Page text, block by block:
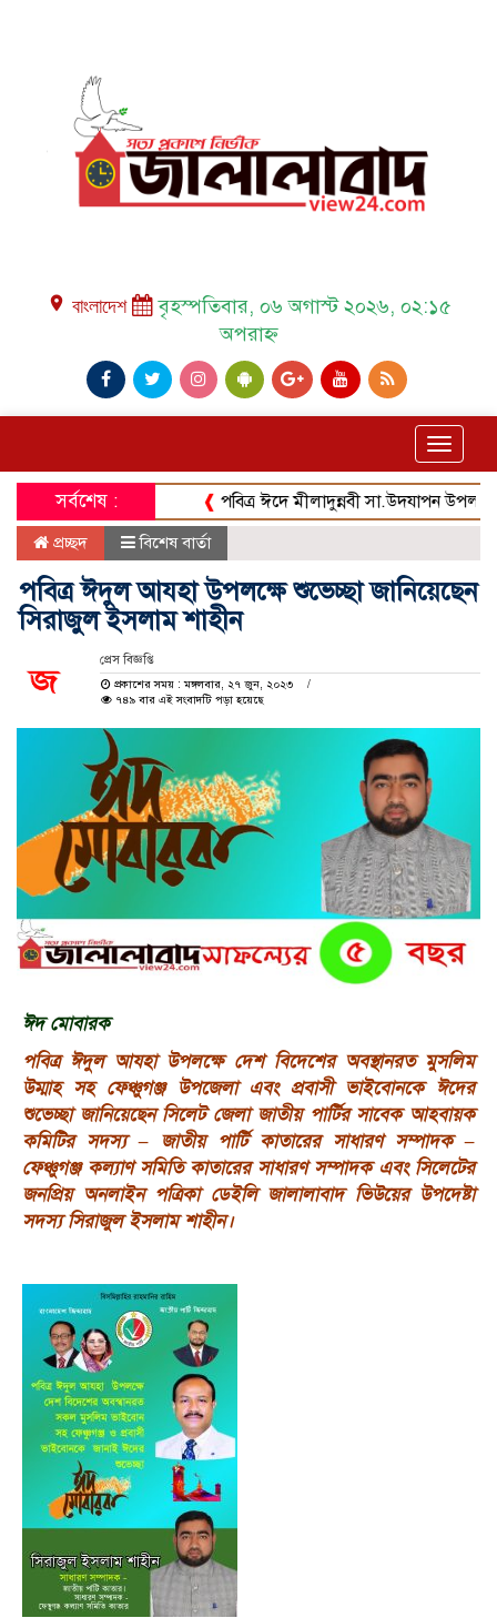
place বাংলাদেশ
বৃহস্পতিবার, ০৬ অগাস্ট ২০২৬, ০২:১৫
অপরাহ্ন
Toggle
সর্বশেষ : পবিত্র ঈদে মীলাদুন্নবী সা.উদযাপন উপলক্ষে
প্রচ্ছদ বিশেষ বার্তা
পবিত্র ঈদুল আযহা উপলক্ষে শুভেচ্ছা জানিয়েছেন
সিরাজুল ইসলাম শাহীন
প্রেস বিজ্ঞপ্তি
প্রকাশের সময় : মঙ্গলবার, ২৭ জুন, ২০২৩
৭৪৯ বার এই সংবাদটি পড়া হয়েছে
ঈদ মোবারক
পবিত্র ঈদুল আযহা উপলক্ষে দেশ বিদেশের অবস্থানরত মুসলিম
উম্মাহ সহ ফেঞ্চুগঞ্জ উপজেলা এবং প্রবাসী ভাইবোনকে ঈদের
শুভেচ্ছা জানিয়েছেন সিলেট জেলা জাতীয় পার্টির সাবেক আহবায়ক
কমিটির সদস্য – জাতীয় পার্টি কাতারের সাধারণ সম্পাদক –
ফেঞ্চুগঞ্জ কল্যাণ সমিতি কাতারের সাধারণ সম্পাদক এবং সিলেটের
জনপ্রিয় অনলাইন পত্রিকা ডেইলি জালালাবাদ ভিউয়ের উপদেষ্টা
সদস্য সিরাজুল ইসলাম শাহীন।